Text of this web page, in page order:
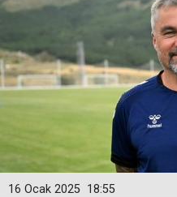
18:55
16 Ocak 2025